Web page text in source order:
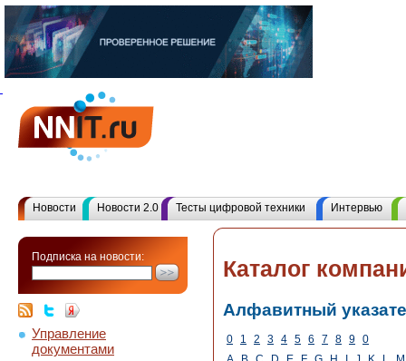
Новости Новости 2.0 Тесты цифровой техники Интервью
Подписка на новости:
Управление
документами
Каталог
Алфавитный
0 1 2 3 4 5 6 7 8 9 0